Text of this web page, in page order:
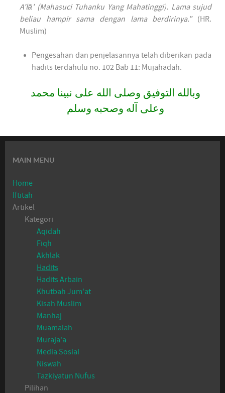
A’lā’ (Mahasuci Tuhanku Yang Mahatinggi). Lama sujud
beliau hampir sama dengan lama berdirinya.”(HR.
Muslim)
Pengesahan dan penjelasannya telah diberikan pada
hadits terdahulu no. 102 Bab 11: Mujahadah.
وبالله التوفيق وصلى الله على نبينا محمد
وعلى آله وصحبه وسلم
MAIN MENU
Home
Iftitah
Artikel
Kategori
Aqidah
Fiqh
Akhlak
Hadits
Hadits Arbain
Khutbah Jum'at
Kisah Muslim
Manhaj
Muamalah
Muraja'a
Media Sosial
Niswah
Tazkiyatun Nufus
Pilihan